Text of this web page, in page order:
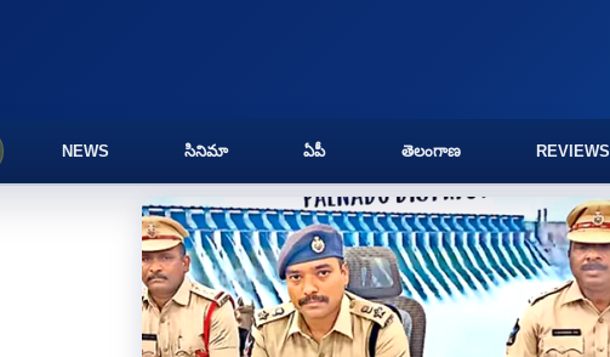
NEWS సినిమా ఏపీ తెలంగాణ REVIEWS